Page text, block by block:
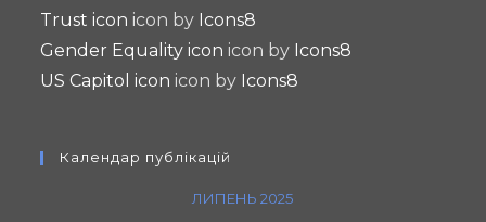
new
tab
Trust icon icon by Icons8
Gender Equality icon icon by Icons8
US Capitol icon icon by Icons8
Календар публікацій
ЛИПЕНЬ 2025